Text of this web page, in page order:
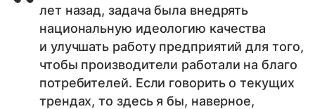
лет назад, задача была внедрять
национальную идеологию качества
и улучшать работу предприятий для того,
чтобы производители работали на благо
потребителей. Если говорить о текущих
трендах, то здесь я бы, наверное,